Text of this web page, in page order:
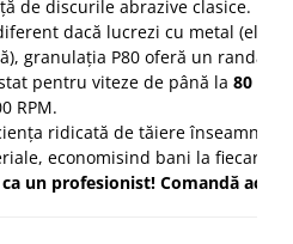
de discurile abrazive clasice.
dacă lucrezi cu metal
granulația P80 oferă un
pentru viteze de până la 80 m/s
RPM.
ridicată de tăiere înseamnă
economisind bani la fiecare
un profesionist! Comandă acum